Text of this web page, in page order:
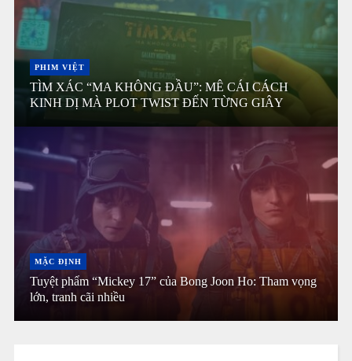
PHIM VIỆT
TÌM XÁC “MA KHÔNG ĐẦU”: MÊ CÁI CÁCH
KINH DỊ MÀ PLOT TWIST ĐẾN TỪNG GIÂY
MẶC ĐỊNH
Tuyệt phẩm “Mickey 17” của Bong Joon Ho: Tham vọng
lớn, tranh cãi nhiều